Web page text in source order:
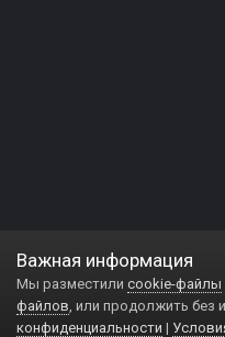
Важная информация
Мы разместили cookie-файлы
файлов, или продолжить без
конфиденциальности |